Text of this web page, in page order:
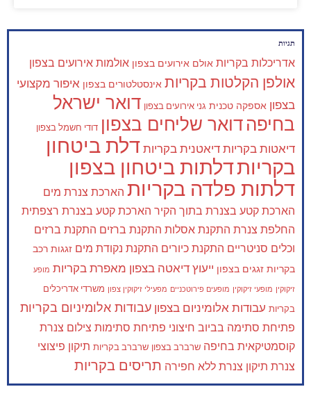
תגיות
אדריכלות בקריות אולם אירועים בצפון אולמות אירועים בצפון
אולפן הקלטות בקריות אינסטלטורים בצפון איפור מקצועי
בצפון אספקה טכנית גני אירועים בצפון דואר ישראל
בחיפה דואר שליחים בצפון דודי חשמל בצפון
דיאטות בקריות דיאטנית בקריות דלת ביטחון
בקריותדלתות ביטחון בצפון
דלתות פלדה בקריות הארכת צנרת מים
הארכת קטע בצנרת בתוך הקיר הארכת קטע בצנרת רצפתית
החלפת צנרת התקנת אסלות התקנת ברזים התקנת ברזים
וכלים סניטריים התקנת כיורים התקנת נקודת מים זגגות רכב
בקריות זגגים בצפון ייעוץ דיאטה בצפון מאפרת בקריות מופע
זיקוקין מופעי זיקוקין מופעים פירוטכניים מפעילי זיקוקין צפון משרדי אדריכלים
בקריות עבודות אלומיניום בצפון עבודות אלומיניום בקריות
פתיחת סתימה בביוב חיצוני פתיחת סתימות צילום צנרת
קוסמטיקאית בחיפה שרברב בצפון שרברב בקריות תיקון פיצוצי
צנרת תיקון צנרת ללא חפירה תריסים בקריות